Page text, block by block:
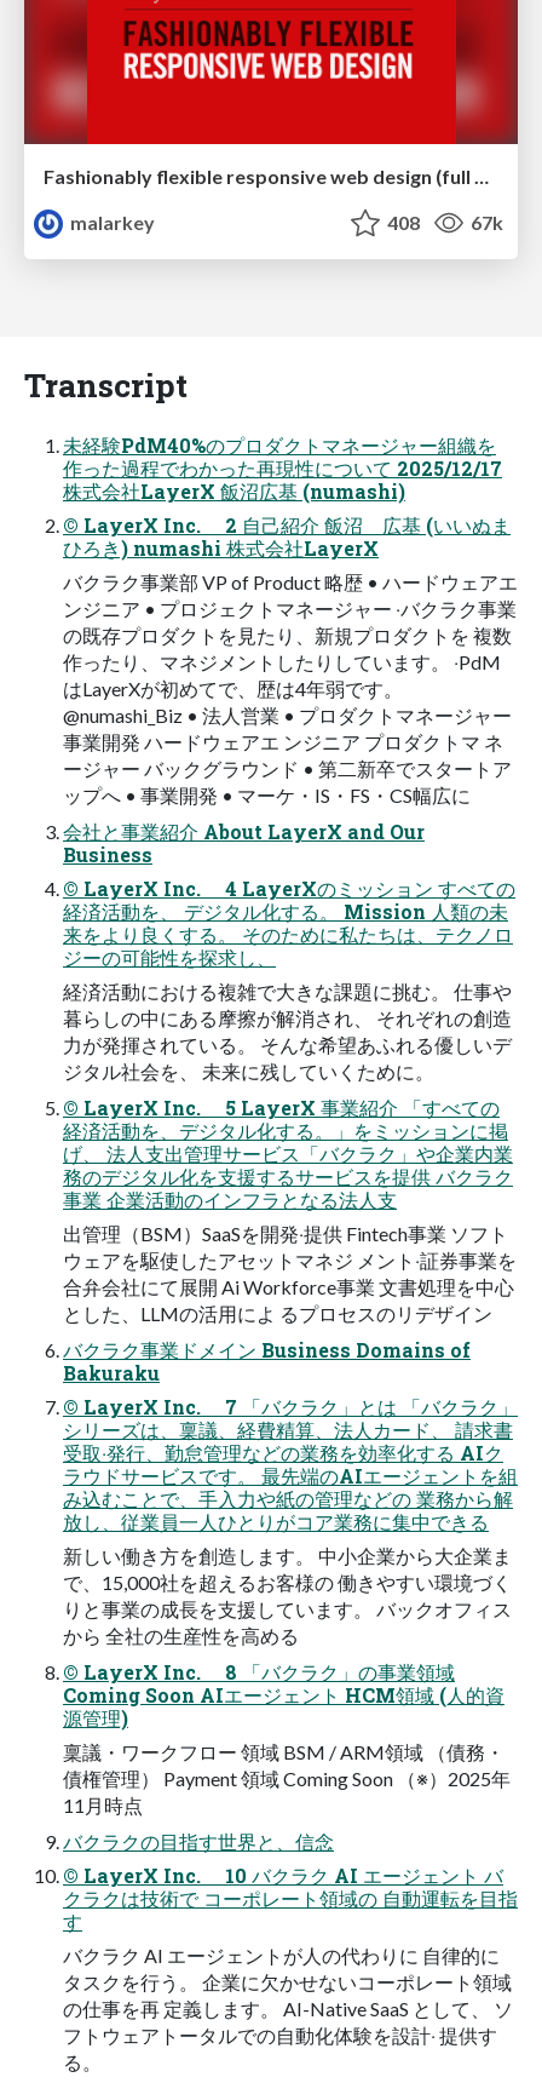
Fashionably flexible responsive web design (full day workshop)
malarkey
408 67k
Transcript
未経験PdM40%のプロダクトマネージャー組織を
作った過程でわかった再現性について 2025/12/17
株式会社LayerX 飯沼広基 (numashi)
© LayerX Inc. 2 ⾃⼰紹介 飯沼 広基 (いいぬま
ひろき) numashi 株式会社LayerX
バクラク事業部 VP of Product 略歴 • ハードウェアエ
ンジニア • プロジェクトマネージャー ‧バクラク事業
の既存プロダクトを⾒たり、新規プロダクトを 複数
作ったり、マネジメントしたりしています。 ‧PdM
はLayerXが初めてで、歴は4年弱です。
@numashi_Biz • 法人営業 • プロダクトマネージャー
事業開発 ハードウェアエ ンジニア プロダクトマ ネ
ージャー バックグラウンド • 第二新卒でスタートア
ップへ • 事業開発 • マーケ・IS・FS・CS幅広に
会社と事業紹介 About LayerX and Our
Business
© LayerX Inc. 4 LayerXのミッション すべての
経済活動を、 デジタル化する。 Mission ⼈類の未
来をより良くする。 そのために私たちは、テクノロ
ジーの可能性を探求し、
経済活動における複雑で⼤きな課題に挑む。 仕事や
暮らしの中にある摩擦が解消され、 それぞれの創造
⼒が発揮されている。 そんな希望あふれる優しいデ
ジタル社会を、 未来に残していくために。
© LayerX Inc. 5 LayerX 事業紹介 「すべての
経済活動を、デジタル化する。」をミッションに掲
げ、 法⼈⽀出管理サービス「バクラク」や企業内業
務のデジタル化を⽀援するサービスを提供 バクラク
事業 企業活動のインフラとなる法⼈⽀
出管理（BSM）SaaSを開発‧提供 Fintech事業 ソフト
ウェアを駆使したアセットマネジ メント‧証券事業を
合弁会社にて展開 Ai Workforce事業 ⽂書処理を中⼼
とした、LLMの活⽤によ るプロセスのリデザイン
バクラク事業ドメイン Business Domains of
Bakuraku
© LayerX Inc. 7 「バクラク」とは 「バクラク」
シリーズは、稟議、経費精算、法⼈カード、 請求書
受取‧発⾏、勤怠管理などの業務を効率化する AIク
ラウドサービスです。 最先端のAIエージェントを組
み込むことで、⼿⼊⼒や紙の管理などの 業務から解
放し、従業員⼀⼈ひとりがコア業務に集中できる
新しい働き⽅を創造します。 中⼩企業から⼤企業ま
で、15,000社を超えるお客様の 働きやすい環境づく
りと事業の成⻑を⽀援しています。 バックオフィス
から 全社の⽣産性を⾼める
© LayerX Inc. 8 「バクラク」の事業領域
Coming Soon AIエージェント HCM領域 (人的資
源管理)
稟議・ワークフロー 領域 BSM / ARM領域 （債務・
債権管理） Payment 領域 Coming Soon （※）2025年
11⽉時点
バクラクの⽬指す世界と、信念
© LayerX Inc. 10 バクラク AI エージェント バ
クラクは技術で コーポレート領域の ⾃動運転を⽬指
す
バクラク AI エージェントが⼈の代わりに ⾃律的に
タスクを⾏う。 企業に⽋かせないコーポレート領域
の仕事を再 定義します。 AI-Native SaaS として、 ソ
フトウェアトータルでの⾃動化体験を設計‧ 提供す
る。